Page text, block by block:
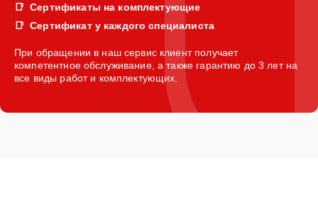
Сертификаты на комплектующие
Сертификат у каждого специалиста
При обращении в наш сервис клиент получает
компетентное обслуживание, а также гарантию до 3 лет на
все виды работ и комплектующих.